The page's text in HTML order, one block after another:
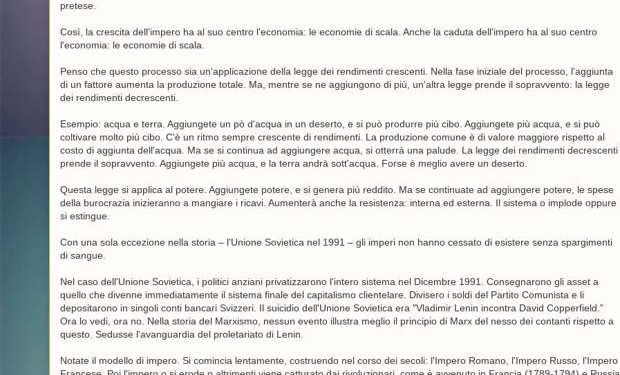
pretese.
Così, la crescita dell'impero ha al suo centro l'economia: le economie di scala. Anche la caduta dell'impero ha al suo centro
l'economia: le economie di scala.
Penso che questo processo sia un'applicazione della legge dei rendimenti crescenti. Nella fase iniziale del processo, l'aggiunta
di un fattore aumenta la produzione totale. Ma, mentre se ne aggiungono di più, un'altra legge prende il sopravvento: la legge
dei rendimenti decrescenti.
Esempio: acqua e terra. Aggiungete un pò d'acqua in un deserto, e si può produrre più cibo. Aggiungete più acqua, e si può
coltivare molto più cibo. C'è un ritmo sempre crescente di rendimenti. La produzione comune è di valore maggiore rispetto al
costo di aggiunta dell'acqua. Ma se si continua ad aggiungere acqua, si otterrà una palude. La legge dei rendimenti decrescenti
prende il sopravvento. Aggiungete più acqua, e la terra andrà sott'acqua. Forse è meglio avere un deserto.
Questa legge si applica al potere. Aggiungete potere, e si genera più reddito. Ma se continuate ad aggiungere potere, le spese
della burocrazia inizieranno a mangiare i ricavi. Aumenterà anche la resistenza: interna ed esterna. Il sistema o implode oppure
si estingue.
Con una sola eccezione nella storia – l'Unione Sovietica nel 1991 – gli imperi non hanno cessato di esistere senza spargimenti
di sangue.
Nel caso dell'Unione Sovietica, i politici anziani privatizzarono l'intero sistema nel Dicembre 1991. Consegnarono gli asset a
quello che divenne immediatamente il sistema finale del capitalismo clientelare. Divisero i soldi del Partito Comunista e li
depositarono in singoli conti bancari Svizzeri. Il suicidio dell'Unione Sovietica era "Vladimir Lenin incontra David Copperfield."
Ora lo vedi, ora no. Nella storia del Marxismo, nessun evento illustra meglio il principio di Marx del nesso dei contanti rispetto a
questo. Sedusse l'avanguardia del proletariato di Lenin.
Notate il modello di impero. Si comincia lentamente, costruendo nel corso dei secoli: l'Impero Romano, l'Impero Russo, l'Impero